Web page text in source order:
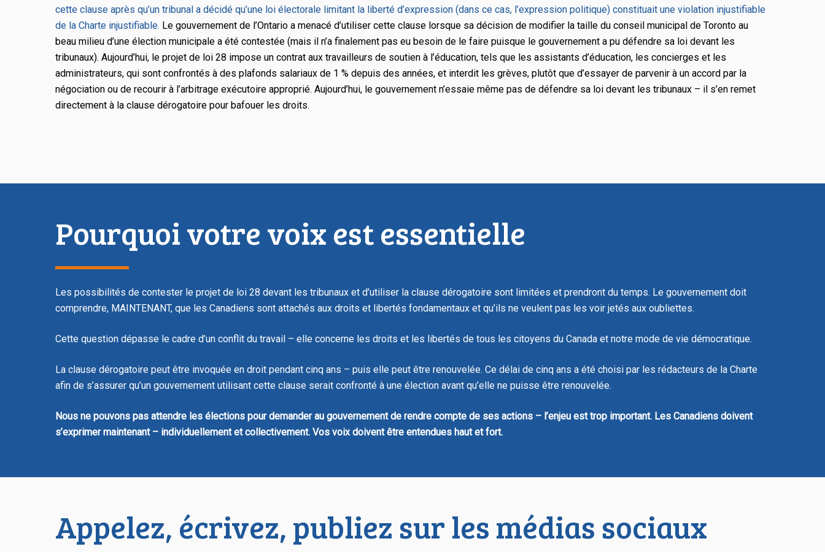
cette clause après qu’un tribunal a décidé qu’une loi électorale limitant la liberté d’expression (dans ce cas, l’expression politique) constituait une violation injustifiable
de laCharte injustifiable. Le gouvernement de l’Ontario a menacé d’utiliser cette clause lorsque sa décision de modifier la taille du conseil municipal de Toronto au
beau milieu d’une élection municipale a été contestée (mais il n’a finalement pas eu besoin de le faire puisque le gouvernement a pu défendre sa loi devant les
tribunaux). Aujourd’hui, le projet de loi 28 impose un contrat aux travailleurs de soutien à l’éducation, tels que les assistants d’éducation, les concierges et les
administrateurs, qui sont confrontés à des plafonds salariaux de 1 % depuis des années, et interdit les grèves, plutôt que d’essayer de parvenir à un accord par la
négociation ou de recourir à l’arbitrage exécutoire approprié. Aujourd’hui, le gouvernement n’essaie même pas de défendre sa loi devant les tribunaux – il s’en remet
directement à la clause dérogatoire pour bafouer les droits.
Pourquoi votre voix est essentielle
Les possibilités de contester le projet de loi 28 devant les tribunaux et d’utiliser la clause dérogatoire sont limitées et prendront du temps. Le gouvernement doit
comprendre, MAINTENANT, que les Canadiens sont attachés aux droits et libertés fondamentaux et qu’ils ne veulent pas les voir jetés aux oubliettes.
Cette question dépasse le cadre d’un conflit du travail – elle concerne les droits et les libertés de tous les citoyens du Canada et notre mode de vie démocratique.
La clause dérogatoire peut être invoquée en droit pendant cinq ans – puis elle peut être renouvelée. Ce délai de cinq ans a été choisi par les rédacteurs de laCharte
afin de s’assurer qu’un gouvernement utilisant cette clause serait confronté à une élection avant qu’elle ne puisse être renouvelée.
Nous ne pouvons pas attendre les élections pour demander au gouvernement de rendre compte de ses actions – l’enjeu est trop important. Les Canadiens doivent
s’exprimer maintenant – individuellement et collectivement. Vos voix doivent être entendues haut et fort.
Appelez, écrivez, publiez sur les médias sociaux